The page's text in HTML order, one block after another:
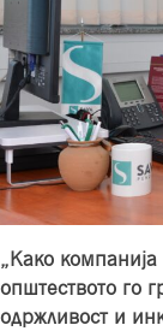
„Како компанија
општеството го
одржливост и